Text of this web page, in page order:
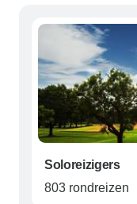
Soloreizigers
803 rondreizen